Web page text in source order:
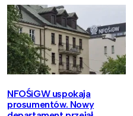
NFOŚiGW uspokaja
prosumentów. Nowy